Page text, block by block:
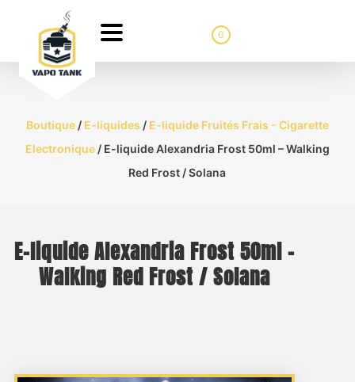
0
Boutique/ E-liquides / E-liquide Fruités Frais - Cigarette
Electronique/ E-liquide Alexandria Frost 50ml – Walking
Red Frost / Solana
E-liquide Alexandria Frost 50ml –
Walking Red Frost / Solana